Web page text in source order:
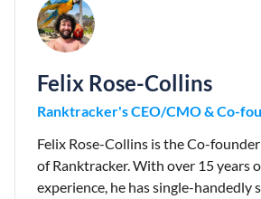
Felix Rose-Collins
Ranktracker's CEO/CMO & Co-
Felix Rose-Collins is the Co-
of Ranktracker. With over 15 years
experience, he has single-handedly